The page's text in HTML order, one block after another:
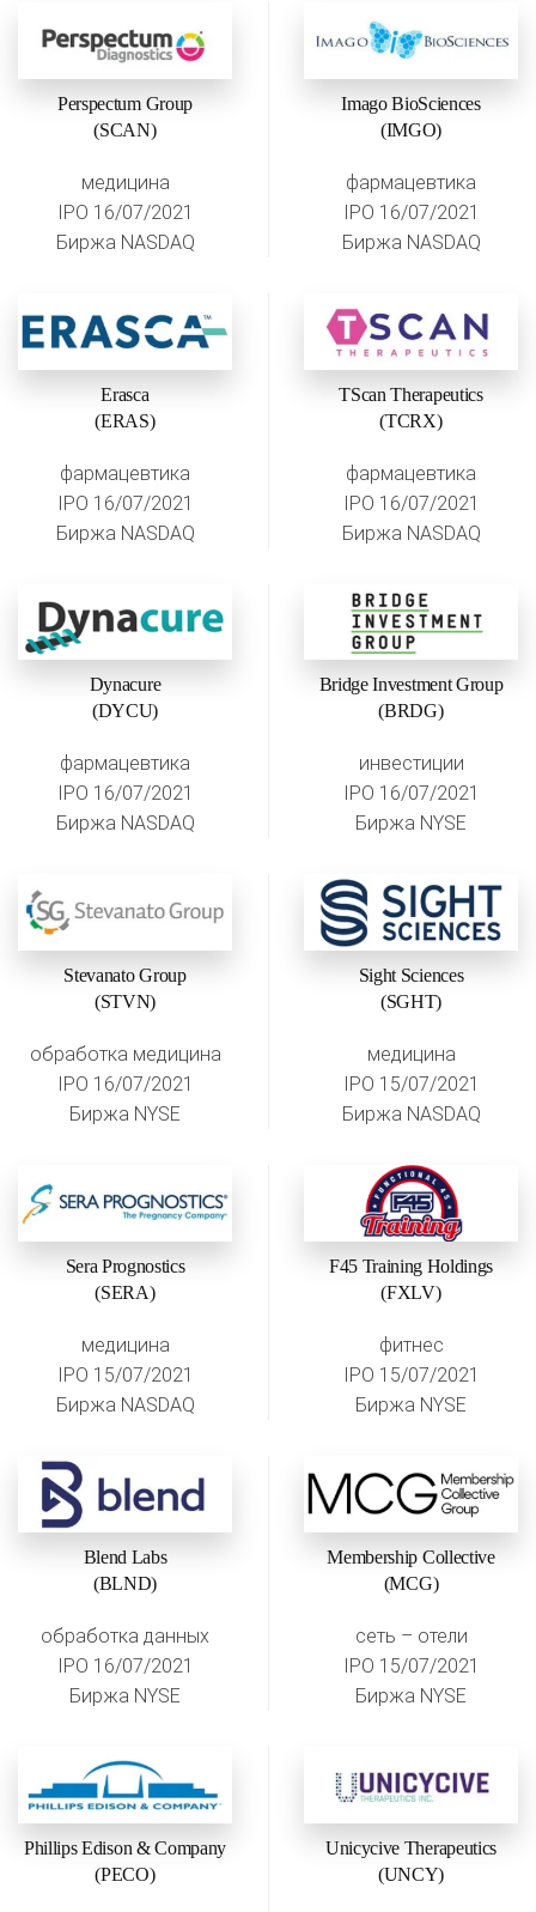
Perspectum Group
(SCAN)
медицина
IPO 16/07/2021
Биржа NASDAQ
Imago BioSciences
(IMGO)
фармацевтика
IPO 16/07/2021
Биржа NASDAQ
Erasca
(ERAS)
фармацевтика
IPO 16/07/2021
Биржа NASDAQ
TScan Therapeutics
(TCRX)
фармацевтика
IPO 16/07/2021
Биржа NASDAQ
Dynacure
(DYCU)
фармацевтика
IPO 16/07/2021
Биржа NASDAQ
Bridge Investment Group
(BRDG)
инвестиции
IPO 16/07/2021
Биржа NYSE
Stevanato Group
(STVN)
обработка медицина
IPO 16/07/2021
Биржа NYSE
Sight Sciences
(SGHT)
медицина
IPO 15/07/2021
Биржа NASDAQ
Sera Prognostics
(SERA)
медицина
IPO 15/07/2021
Биржа NASDAQ
F45 Training Holdings
(FXLV)
фитнес
IPO 15/07/2021
Биржа NYSE
Blend Labs
(BLND)
обработка данных
IPO 16/07/2021
Биржа NYSE
Membership Collective
(MCG)
сеть – отели
IPO 15/07/2021
Биржа NYSE
Phillips Edison & Company
(PECO)
Unicycive Therapeutics
(UNCY)